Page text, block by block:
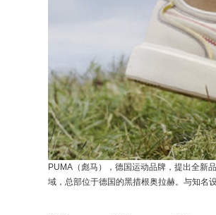
PUMA（彪马），德国运动品牌，提出全新
域，总部位于德国的黑措根奥拉赫。与知名